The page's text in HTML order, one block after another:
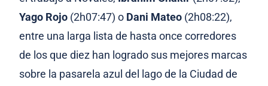
Yago Rojo (2h07:47) o Dani Mateo (2h08:22),
entre una larga lista de hasta once corredores
de los que diez han logrado sus mejores marcas
sobre la pasarela azul del lago de la Ciudad de